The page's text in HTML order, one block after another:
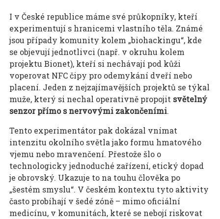
I v České republice máme své průkopníky, kteří
experimentují s hranicemi vlastního těla. Známé
jsou případy komunity kolem „biohackingu“, kde
se objevují jednotlivci (např. v okruhu kolem
projektu Bionet), kteří si nechávají pod kůži
voperovat NFC čipy pro odemykání dveří nebo
placení. Jeden z nejzajímavějších projektů se týkal
muže, který si nechal operativně propojit světelný
senzor přímo s nervovými zakončeními.
Tento experimentátor pak dokázal vnímat
intenzitu okolního světla jako formu hmatového
vjemu nebo mravenčení. Přestože šlo o
technologicky jednoduché zařízení, etický dopad
je obrovský. Ukazuje to na touhu člověka po
„šestém smyslu“. V českém kontextu tyto aktivity
často probíhají v šedé zóně – mimo oficiální
medicínu, v komunitách, které se nebojí riskovat